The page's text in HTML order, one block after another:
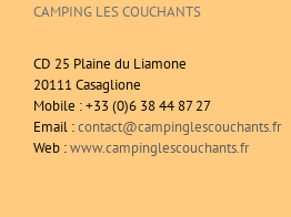
CAMPING LES COUCHANTS
CD 25 Plaine du Liamone
20111 Casaglione
Mobile : +33 (0)6 38 44 87 27
Email :contact@campinglescouchants.fr
Web :www.campinglescouchants.fr